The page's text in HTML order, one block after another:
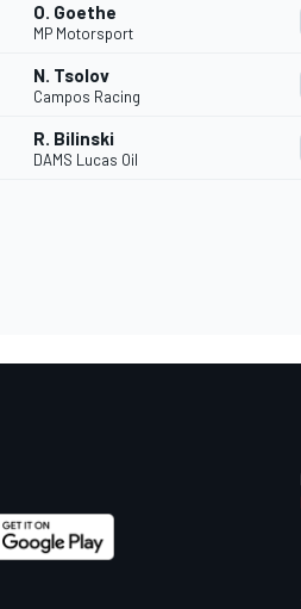
O. Goethe
MP Motorsport
N. Tsolov
Campos Racing
R. Bilinski
DAMS Lucas Oil